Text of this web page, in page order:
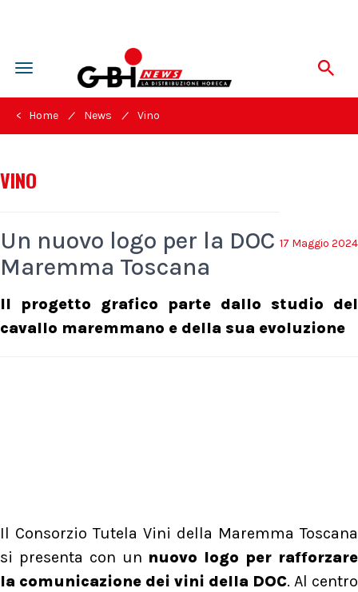
Toggle
navigation
< Home / News / Vino
VINO
17 Maggio 2024
Un nuovo logo per la DOC
Maremma Toscana
Il progetto grafico parte dallo studio del
cavallo maremmano e della sua evoluzione
Il Consorzio Tutela Vini della Maremma Toscana
si presenta con un nuovo logo per rafforzare
la comunicazione dei vini della DOC. Al centro